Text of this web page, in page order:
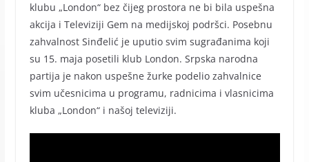
klubu „London“ bez čijeg prostora ne bi bila uspešna
akcija i Televiziji Gem na medijskoj podršci. Posebnu
zahvalnost Sinđelić je uputio svim sugrađanima koji
su 15. maja posetili klub London. Srpska narodna
partija je nakon uspešne žurke podelio zahvalnice
svim učesnicima u programu, radnicima i vlasnicima
kluba „London“ i našoj televiziji.